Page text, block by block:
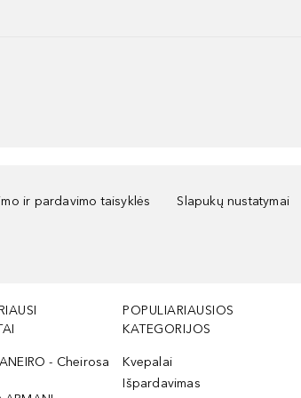
ir pardavimo taisyklės Slapukų nustatymai
- Cheirosa
POPULIARIAUSIOS
KATEGORIJOS
Kvepalai
Išpardavimas